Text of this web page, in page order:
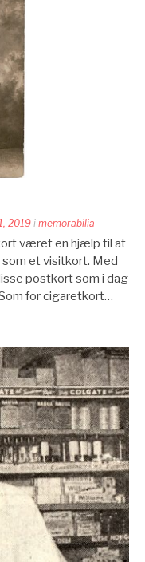
2019i memorabilia
været en hjælp til at
et visitkort. Med
postkort som i dag
for cigaretkort…